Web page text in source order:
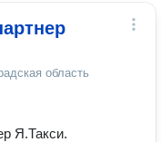
область
Я.Такси.